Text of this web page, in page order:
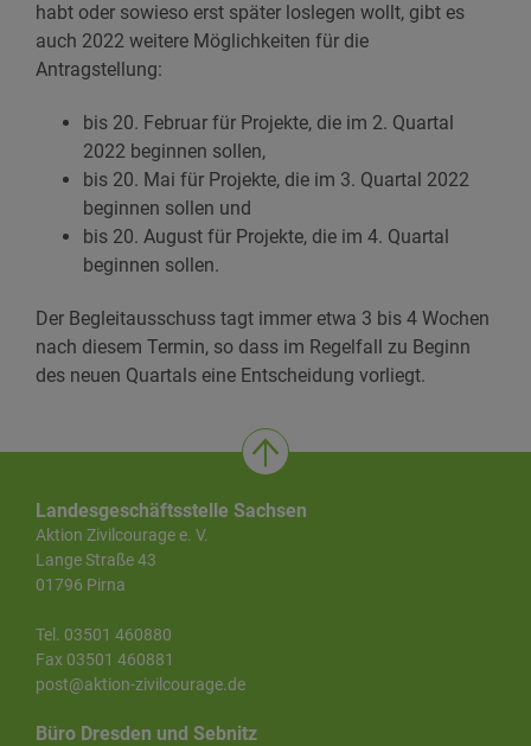
habt oder sowieso erst später loslegen wollt, gibt es
auch 2022 weitere Möglichkeiten für die
Antragstellung:
bis 20. Februar für Projekte, die im 2. Quartal
2022 beginnen sollen,
bis 20. Mai für Projekte, die im 3. Quartal 2022
beginnen sollen und
bis 20. August für Projekte, die im 4. Quartal
beginnen sollen.
Der Begleitausschuss tagt immer etwa 3 bis 4 Wochen
nach diesem Termin, so dass im Regelfall zu Beginn
des neuen Quartals eine Entscheidung vorliegt.
Landesgeschäftsstelle Sachsen
Aktion Zivilcourage e. V.
Lange Straße 43
01796 Pirna
Tel. 03501 460880
Fax 03501 460881
post@aktion-zivilcourage.de
Büro Dresden und Sebnitz